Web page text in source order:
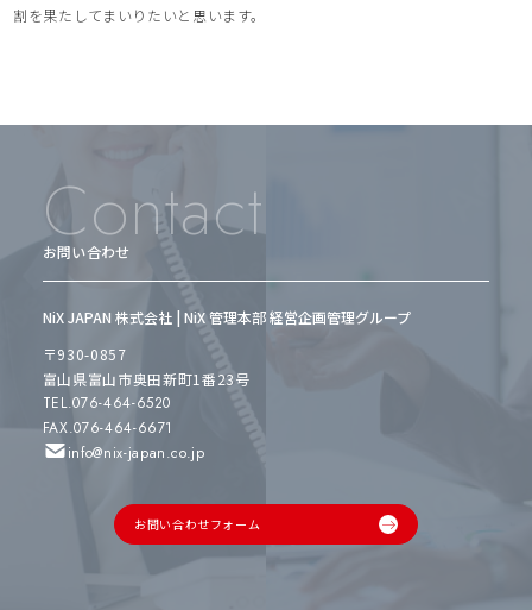
割を果たしてまいりたいと思います。
Contact
お問い合わせ
NiX JAPAN 株式会社 | NiX 管理本部 経営企画管理グループ
〒930-0857
富山県富山市奥田新町1番23号
TEL.076-464-6520
FAX.076-464-6671
info@nix-japan.co.jp
お問い合わせフォーム